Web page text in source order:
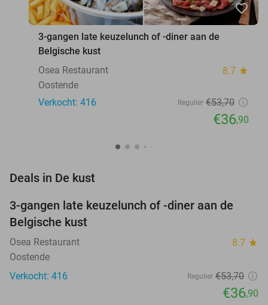
favorite_border
3-gangen late keuzelunch of -diner aan de
Belgische kust
Osea Restaurant
8.7 star
Oostende
Verkocht: 416
Regulier €53,70
€36,90
Deals in De kust
31%
3-gangen late keuzelunch of -diner aan de
Belgische kust
Osea Restaurant 8.7 star
Oostende
Verkocht: 416
Regulier €53,70
€36,90